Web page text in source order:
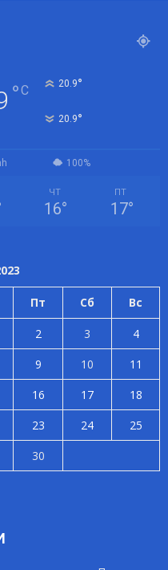
°C 20.9°
20.9°
100%
ЧТ
16°
ПТ
17°
Пт Сб Вс
2 3
4
9 10
11
16 17
18
23 24
25
30